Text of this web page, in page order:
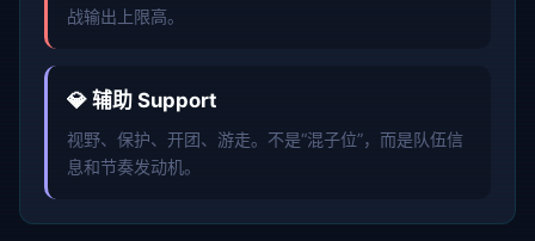
战输出上限高。
💎 辅助 Support
视野、保护、开团、游走。不是“混子位”，而是队伍信
息和节奏发动机。